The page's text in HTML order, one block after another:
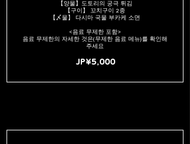
【양물】도토리의 궁극 튀김
【구이】 꼬치구이 2종
【〆물】 다시마 국물 부카케 소면
<음료 무제한 포함>
음료 무제한의 자세한 것은(무제한 음료 메뉴)를 확인해
주세요
JP¥5,000